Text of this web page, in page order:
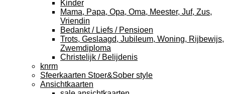
Kinder
Mama, Papa, Opa, Oma, Meester, Juf, Zus,
Vriendin
Bedankt / Liefs / Pensioen
Trots, Geslaagd, Jubileum, Woning, Rijbewijs,
Zwemdiploma
Christelijk / Belijdenis
knrm
Sfeerkaarten Stoer&Sober style
Ansichtkaarten